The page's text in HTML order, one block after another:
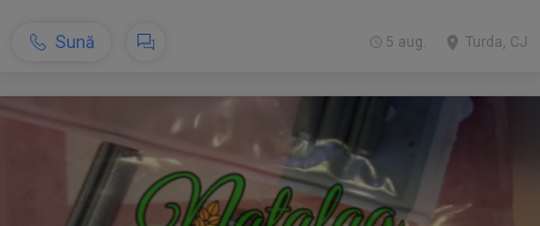
Sună Turda, CJ
5 aug.